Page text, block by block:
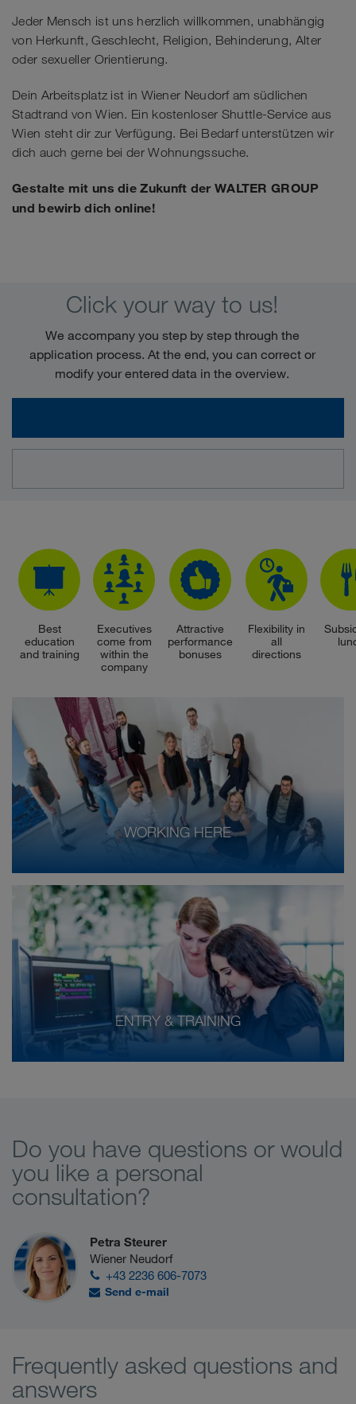
Jeder Mensch ist uns herzlich willkommen, unabhängig
von Herkunft, Geschlecht, Religion, Behinderung, Alter
oder sexueller Orientierung.
Dein Arbeitsplatz ist in Wiener Neudorf am südlichen
Stadtrand von Wien. Ein kostenloser Shuttle-Service aus
Wien steht dir zur Verfügung. Bei Bedarf unterstützen wir
dich auch gerne bei der Wohnungssuche.
Gestalte mit uns die Zukunft der WALTER GROUP
und bewirb dich online!
Click your way to us!
We accompany you step by step through the
application process. At the end, you can correct or
modify your entered data in the overview.
Best
education
and training
Executives
come from
within the
company
Attractive
performance
bonuses
Flexibility in
all
directions
WORKING HERE
ENTRY & TRAINING
Do you have questions or would
you like a personal
consultation?
Petra Steurer
Wiener Neudorf
+43 2236 606-7073
Send e-mail
Frequently asked questions and
answers